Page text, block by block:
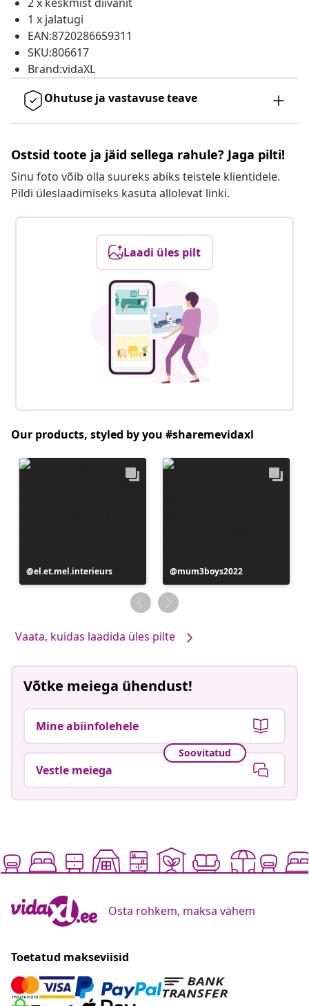
1 x jalatugi
EAN:8720286659311
SKU:806617
Brand:vidaXL
Ohutuse ja vastavuse teave
Ostsid toote ja jäid sellega rahule? Jaga pilti!
Sinu foto võib olla suureks abiks teistele klientidele.
Pildi üleslaadimiseks kasuta allolevat linki.
Laadi üles pilt
Our products, styled by you #sharemevidaxl
Postitus
avaldatud
el.et.mel.interieurs
Postitus
avaldatud
mum3boys2022
Vaata, kuidas laadida üles pilte
Võtke meiega ühendust!
Mine abiinfolehele
Soovitatud
Vestle meiega
Osta rohkem, maksa vähem
Toetatud makseviisid